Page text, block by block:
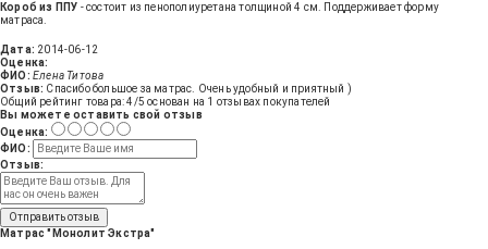
Короб из ППУ - состоит из пенополиуретана толщиной 4 см. Поддерживает форму
матраса.
Дата: 2014-06-12
Оценка:
ФИО: Елена Титова
Отзыв: Спасибо большое за матрас. Очень удобный и приятный )
Общий рейтинг товара:4/5 основан на 1 отзывах покупателей
Вы можете оставить свой отзыв
Оценка:
ФИО:
Отзыв:
Отправить отзыв
Матрас "Монолит Экстра"